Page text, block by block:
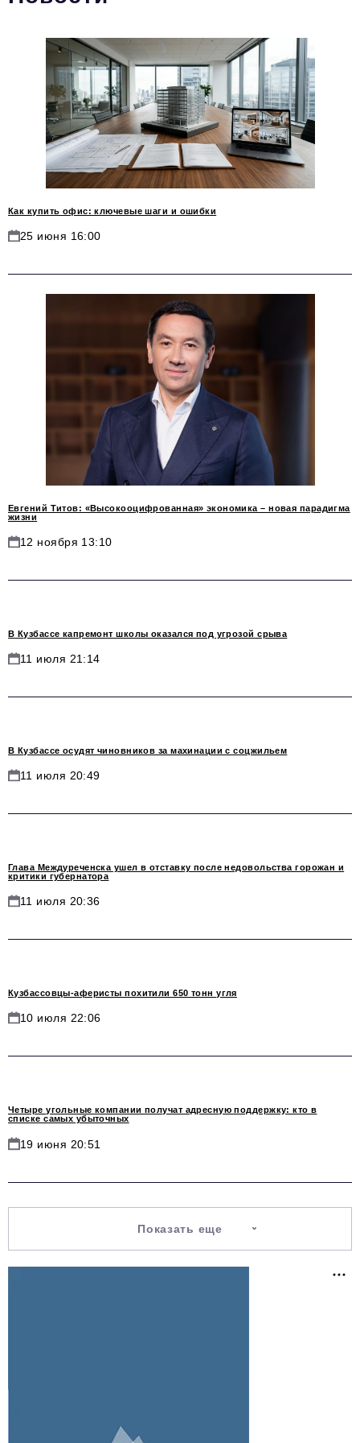
Инновации
Медицина
Экономика
Социальная Ответственность
Общество
Авторские материалы
+7 495 727-01-67
Электронные почты редакции:
Информационный отдел
info@business-magazine.online
reklama@business-magazine.online
Отдел распространения/редакционная подписка
podpiska@business-magazine.online
Отдел по работе с партнерами
Как купить офис: ключевые шаги и ошибки
25 июня 16:00
Евгений Титов: «Высокооцифрованная» экономика – новая парадигма
жизни
12 ноября 13:10
В Кузбассе капремонт школы оказался под угрозой срыва
11 июля 21:14
В Кузбассе осудят чиновников за махинации с соцжильем
11 июля 20:49
Глава Междуреченска ушел в отставку после недовольства горожан и
критики губернатора
11 июля 20:36
Кузбассовцы-аферисты похитили 650 тонн угля
10 июля 22:06
Четыре угольные компании получат адресную поддержку: кто в
списке самых убыточных
19 июня 20:51
Показать еще